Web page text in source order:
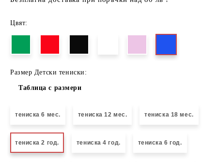
Цвят:
Размер Детски тениски:
Таблица с размери
тениска 6 мес. тениска 12 мес. тениска 18 мес.
тениска 2 год. тениска 4 год. тениска 6 год.